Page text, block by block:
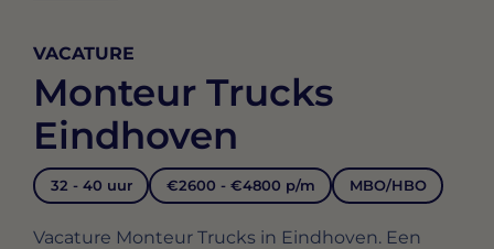
VACATURE
Monteur Trucks
Eindhoven
32 - 40 uur €2600 - €4800 p/m MBO/HBO
Vacature Monteur Trucks in Eindhoven. Een